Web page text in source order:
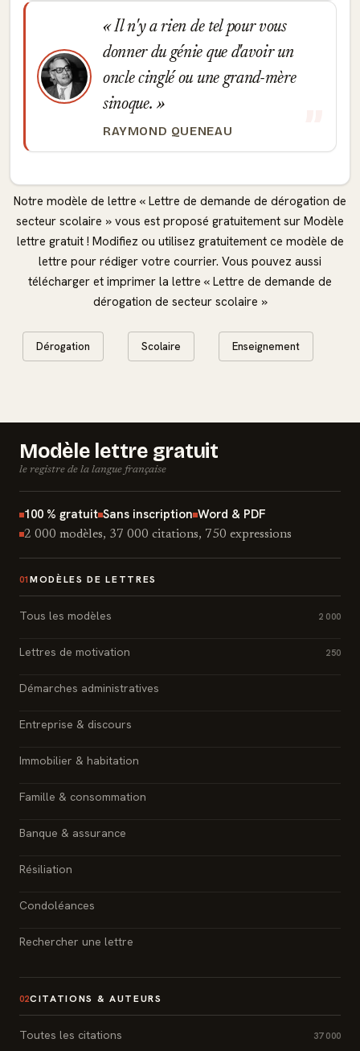
Il n'y a rien de tel pour vous
donner du génie que d'avoir un
oncle cinglé ou une grand-mère
sinoque.
RAYMOND QUENEAU
Notre modèle de lettre « Lettre de demande de dérogation de
secteur scolaire » vous est proposé gratuitement sur Modèle
lettre gratuit ! Modifiez ou utilisez gratuitement ce modèle de
lettre pour rédiger votre courrier. Vous pouvez aussi
télécharger et imprimer la lettre « Lettre de demande de
dérogation de secteur scolaire »
Dérogation Scolaire Enseignement
Modèle lettre gratuit
le registre de la langue française
100 % gratuit Sans inscription Word & PDF
2 000 modèles, 37 000 citations, 750 expressions
01 MODÈLES DE LETTRES
Tous les modèles 2 000
Lettres de motivation 250
Démarches administratives
Entreprise & discours
Immobilier & habitation
Famille & consommation
Banque & assurance
Résiliation
Condoléances
Rechercher une lettre
02CITATIONS & AUTEURS
Toutes les citations 37 000